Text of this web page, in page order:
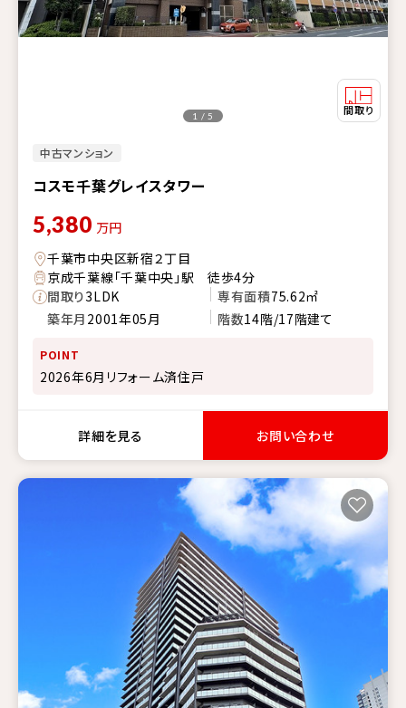
中古マンション
コスモ千葉グレイスタワー
1 / 5
5,380 万円
千葉市中央区新宿２丁目
京成千葉線「千葉中央」駅 徒歩4分
間取り3LDK 専有面積75.62㎡
築年月 2001年05月 階数14階/17階建て
POINT
2026年6月リフォーム済住戸
詳細を見る お問い合わせ